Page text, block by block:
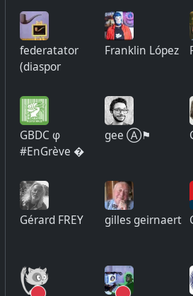
federatator
(diaspor
Franklin López
GBDC φ
#EnGrève �
gee Ⓐ⚑
Gérard FREY gilles geirnaert